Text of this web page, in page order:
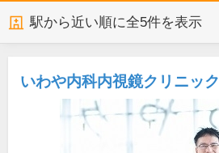
駅から近い順に全5件を表示
いわや内科内視鏡クリニック